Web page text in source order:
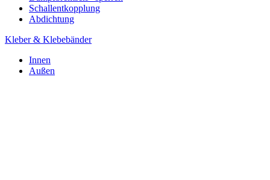
Schallentkopplung
Abdichtung
Kleber & Klebebänder
Innen
Außen